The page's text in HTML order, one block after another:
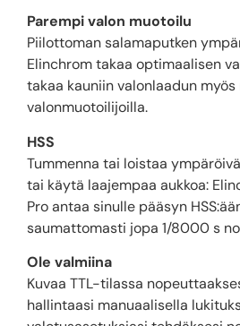
Parempi valon muotoilu
Piilottoman salamaputken
Elinchrom takaa optimaalisen
takaa kauniin valonlaadun
valonmuotoilijoilla.
HSS
Tummenna tai loistaa
tai käytä laajempaa aukkoa:
Pro antaa sinulle pääsyn
saumattomasti jopa 1/8000 s
Ole valmiina
Kuvaa TTL-tilassa
hallintaasi manuaalisella